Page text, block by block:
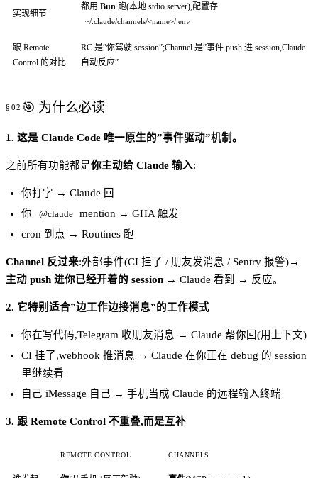
实现细节
都用 Bun 跑(本地 stdio server),配置存
~/.claude/channels/<name>/.env
跟 Remote
Control 的对比
RC 是”你驾驶 session”;Channel 是”事件 push 进 session,Claude
自动反应”
🎯 为什么必读
1. 这是 Claude Code 唯一原生的”事件驱动”机制。
之前所有功能都是你主动给 Claude 输入:
你打字 → Claude 回
你
@claude
mention → GHA 触发
cron 到点 → Routines 跑
Channel 反过来:外部事件(CI 挂了 / 朋友发消息 / Sentry 报警)→
主动 push 进你已经开着的 session → Claude 看到 → 反应。
2. 它特别适合”边工作边接消息”的工作模式
你在写代码,Telegram 收朋友消息 → Claude 帮你回(用上下文)
CI 挂了,webhook 推消息 → Claude 在你正在 debug 的 session
里继续看
自己 iMessage 自己 → 手机当成 Claude 的远程输入终端
3. 跟 Remote Control 不重叠,而是互补
REMOTE CONTROL CHANNELS